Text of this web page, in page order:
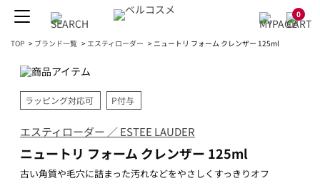
0
TOP > ブランド一覧 > エスティローダー > ニュートリ フォーム クレンザー 125ml
ラッピング対応可 P付与
エスティローダー ／ ESTEE LAUDER
ニュートリ フォーム クレンザー 125ml
古い角質や毛穴に詰まった汚れなどをやさしくすっきりオフ